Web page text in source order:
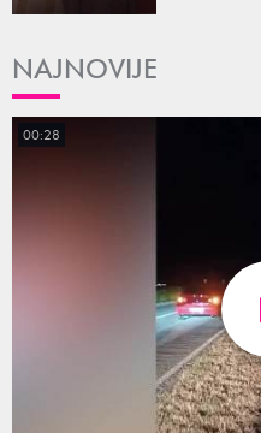
NAJNOVIJE
00:28